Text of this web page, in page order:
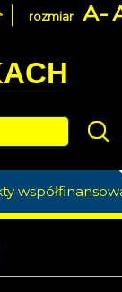
rozmiar A-
Szukaj